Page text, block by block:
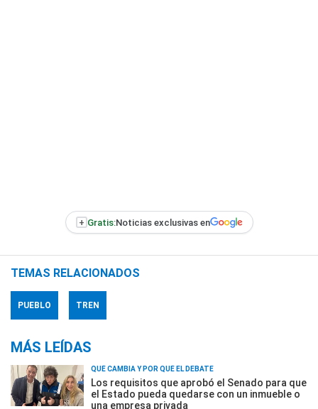
+ Gratis:Noticias exclusivas en
TEMAS RELACIONADOS
PUEBLO TREN
MÁS LEÍDAS
QUÉ CAMBIA Y POR QUÉ EL DEBATE
Los requisitos que aprobó el Senado para que
el Estado pueda quedarse con un inmueble o
una empresa privada